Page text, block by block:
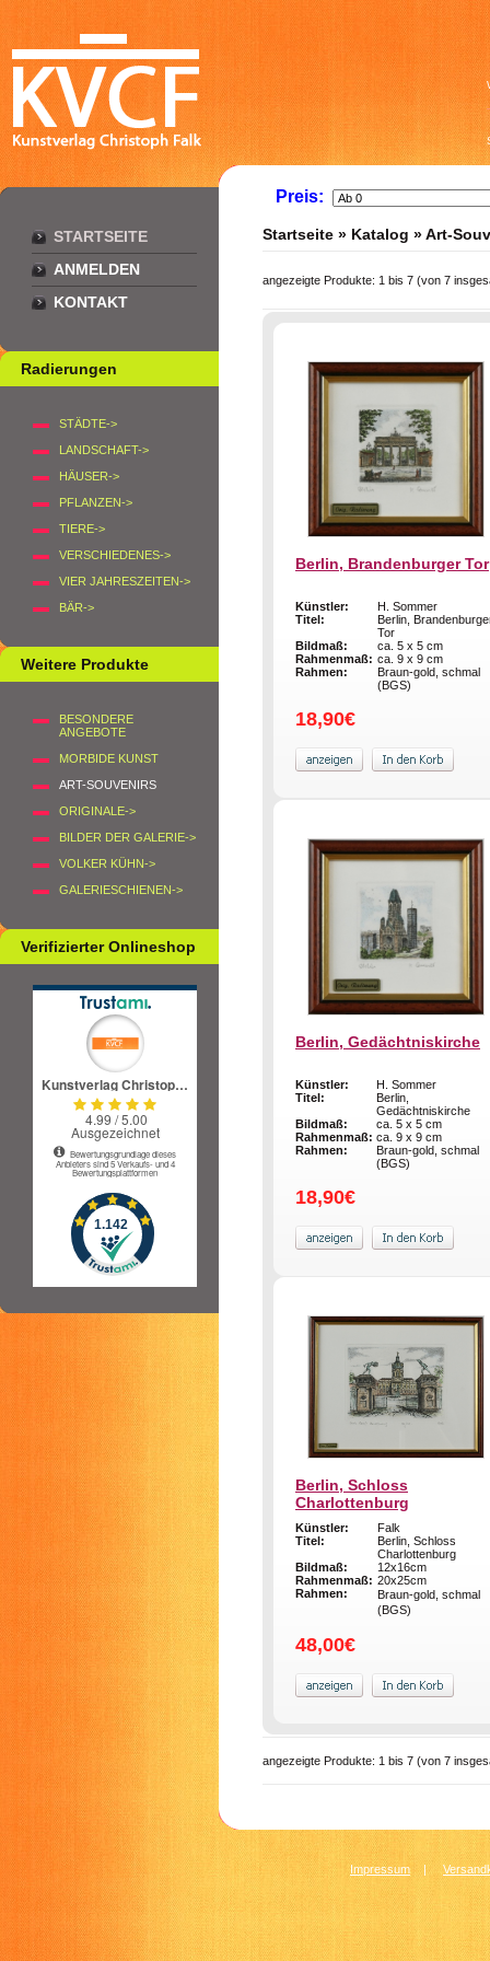
STARTSEITE
ANMELDEN
KONTAKT
Radierungen
STÄDTE->
LANDSCHAFT->
HÄUSER->
PFLANZEN->
TIERE->
VERSCHIEDENES->
VIER JAHRESZEITEN->
BÄR->
Weitere Produkte
BESONDERE
ANGEBOTE
MORBIDE KUNST
ART-SOUVENIRS
ORIGINALE->
BILDER DER GALERIE->
VOLKER KÜHN->
GALERIESCHIENEN->
Verifizierter Onlineshop
Preis:
Startseite » Katalog »Art-
angezeigte Produkte: 1 bis 7 (von 7
Berlin, Brandenburger Tor
Künstler:
H. Sommer
Titel:
Berlin,
Tor
Bildmaß:
ca. 5 x 5 cm
Rahmenmaß: ca. 9 x 9 cm
Rahmen:
Braun-gold, schmal
(BGS)
18,90€
Berlin, Gedächtniskirche
Künstler:
H. Sommer
Titel:
Berlin,
Gedächtniskirche
Bildmaß:
ca. 5 x 5 cm
Rahmenmaß: ca. 9 x 9 cm
Rahmen:
Braun-gold, schmal
(BGS)
18,90€
Berlin, Schloss
Charlottenburg
Künstler:
Falk
Titel:
Berlin, Schloss
Charlottenburg
Bildmaß:
12x16cm
Rahmenmaß: 20x25cm
Rahmen:
Braun-gold, schmal
(BGS)
48,00€
angezeigte Produkte: 1 bis 7 (von 7
Impressum |